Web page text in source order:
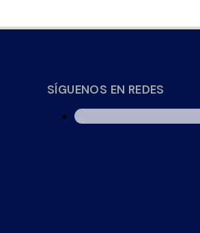
SÍGUENOS EN REDES